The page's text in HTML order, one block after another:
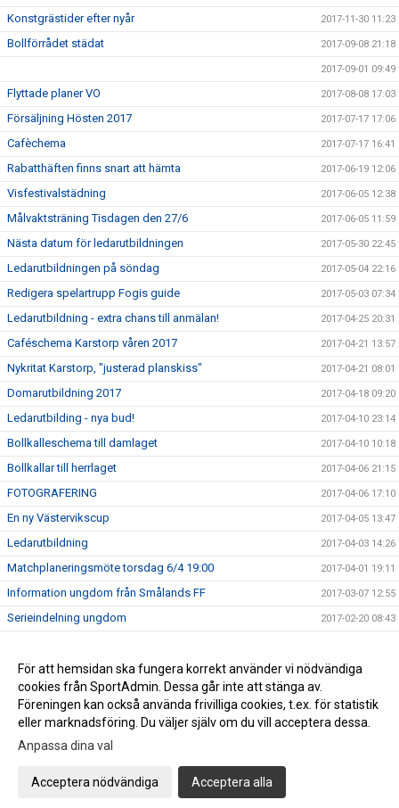
Konstgrästider efter nyår 2017-11-30 11:23
Bollförrådet städat 2017-09-08 21:18
2017-09-01 09:49
Flyttade planer VO 2017-08-08 17:03
Försäljning Hösten 2017 2017-07-17 17:06
Cafèchema 2017-07-17 16:41
Rabatthäften finns snart att hämta 2017-06-19 12:06
Visfestivalstädning 2017-06-05 12:38
Målvaktsträning Tisdagen den 27/6 2017-06-05 11:59
Nästa datum för ledarutbildningen 2017-05-30 22:45
Ledarutbildningen på söndag 2017-05-04 22:16
Redigera spelartrupp Fogis guide 2017-05-03 07:34
Ledarutbildning - extra chans till anmälan! 2017-04-25 20:31
Caféschema Karstorp våren 2017 2017-04-21 13:57
Nykritat Karstorp, "justerad planskiss" 2017-04-21 08:01
Domarutbildning 2017 2017-04-18 09:20
Ledarutbilding - nya bud! 2017-04-10 23:14
Bollkalleschema till damlaget 2017-04-10 10:18
Bollkallar till herrlaget 2017-04-06 21:15
FOTOGRAFERING 2017-04-06 17:10
En ny Västervikscup 2017-04-05 13:47
Ledarutbildning 2017-04-03 14:26
Matchplaneringsmöte torsdag 6/4 19:00 2017-04-01 19:11
Information ungdom från Smålands FF 2017-03-07 12:55
Serieindelning ungdom 2017-02-20 08:43
Café-schema för Karstorp våren 2016 2016-04-17 09:55
Bollkallar, schema 2016-04-10 14:52
Gå till Webbversion
För att hemsidan ska fungera korrekt använder vi nödvändiga
cookies från SportAdmin. Dessa går inte att stänga av.
Föreningen kan också använda frivilliga cookies, t.ex. för statistik
eller marknadsföring. Du väljer själv om du vill acceptera dessa.
Anpassa dina val
Acceptera nödvändiga Acceptera alla